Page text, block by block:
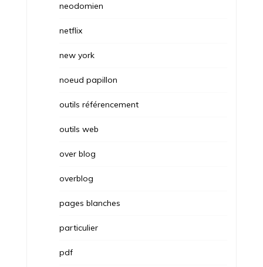
neodomien
netflix
new york
noeud papillon
outils référencement
outils web
over blog
overblog
pages blanches
particulier
pdf